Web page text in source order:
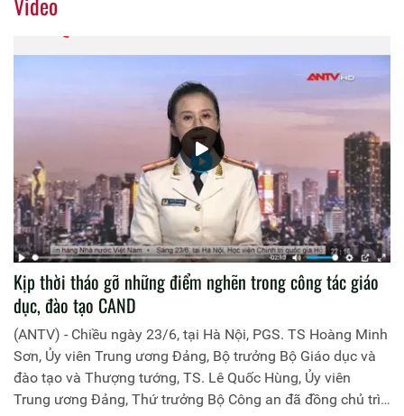
Kịp thời tháo gỡ những điểm nghẽn trong công tác giáo
dục, đào tạo CAND
(ANTV) - Chiều ngày 23/6, tại Hà Nội, PGS. TS Hoàng Minh
Sơn, Ủy viên Trung ương Đảng, Bộ trưởng Bộ Giáo dục và
đào tạo và Thượng tướng, TS. Lê Quốc Hùng, Ủy viên
Trung ương Đảng, Thứ trưởng Bộ Công an đã đồng chủ trì